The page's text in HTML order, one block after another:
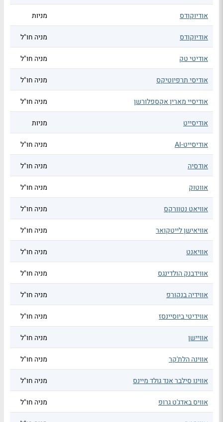
אודיוקודס מניות
אודיוקודס מניה חו"ל
אודיטי טק מניה חו"ל
אודיסי תרפיוטיקס מניה חו"ל
אודיסיי מארין אקספלורשן מניה חו"ל
אודיסייט מניות
אודיסייט-AI מניה חו"ל
אודסיה מניה חו"ל
אווטוק מניה חו"ל
אוויאט נטוורקס מניה חו"ל
אוויאישן לייטקואר מניה חו"ל
אוויאנט מניה חו"ל
אווידבנק הולדינגס מניה חו"ל
אווידיה בנקורפ מניה חו"ל
אווידיטי ביוסיינסז מניה חו"ל
אוויישן מניה חו"ל
אווינה הלת'קר מניה חו"ל
אווינו סילבר אנד גולד מיינס מניה חו"ל
אוויס באדג'ט גרופ מניה חו"ל